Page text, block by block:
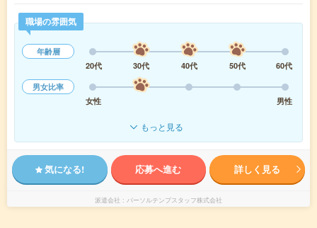
職場の雰囲気
年齢層
20代
30代 40代 50代
60代
男女比率
女性
男性
もっと見る
気になる! 応募へ進む 詳しく見る
派遣会社 パーソルテンプスタッフ株式会社